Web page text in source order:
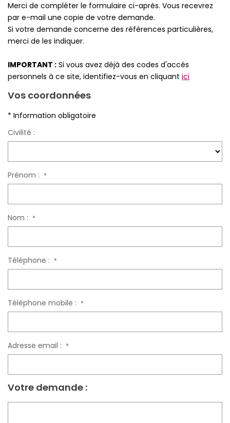
Qui Sommes-Nous
Notre Équipe
Nous Rejoindre
Nos Actualités
ESPACE CLIENT
Gestion Locative
Merci de compléter le formulaire ci-après. Vous recevrez
par e-mail une copie de votre demande.
Si votre demande concerne des références particulières,
merci de les indiquer.
IMPORTANT : Si vous avez déjà des codes d'accés
personnels à ce site, identifiez-vous en cliquant ici
Vos coordonnées
* Information obligatoire
Civilité :
Prénom : *
Nom : *
Téléphone : *
Téléphone mobile : *
Adresse email : *
Votre demande :